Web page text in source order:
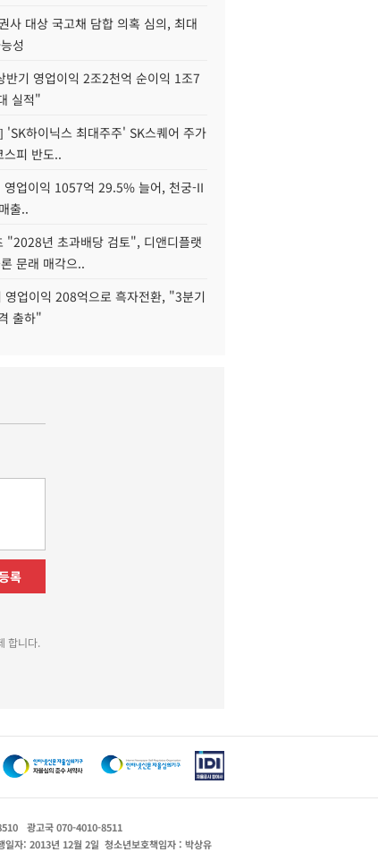
사 대상 국고채 담합 의혹 심의, 최대
성
반기 영업이익 2조2천억 순이익 1조7
실적"
'SK하이닉스 최대주주' SK스퀘어 주가
피 반도..
업이익 1057억 29.5% 늘어, 천궁-II
출..
"2028년 초과배당 검토", 디앤디플랫
문래 매각으..
영업이익 208억으로 흑자전환, "3분기
출하"
록
합니다.
광고국 070-4010-8511
일자: 2013년 12월 2일 청소년보호책임자 : 박상유